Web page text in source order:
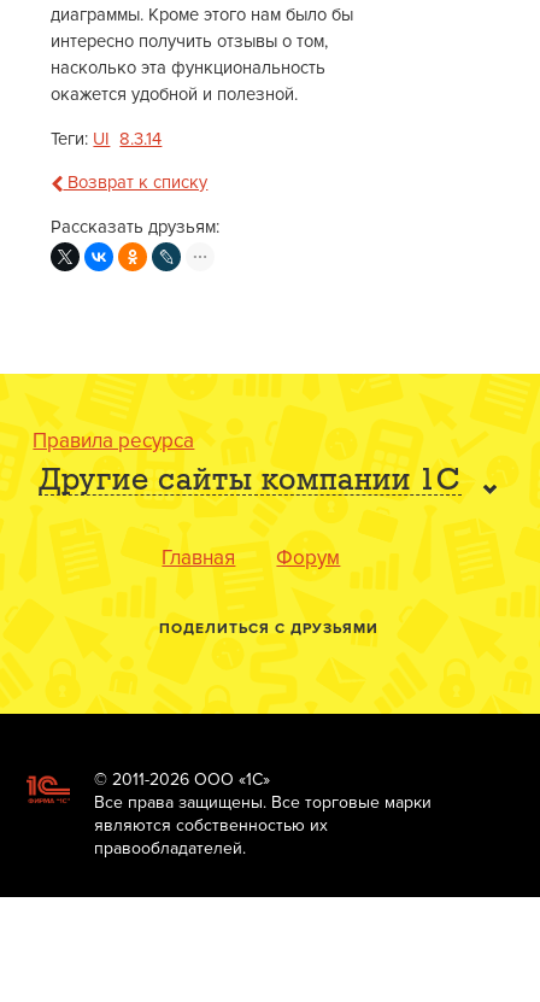
диаграммы. Кроме этого нам было бы
интересно получить отзывы о том,
насколько эта функциональность
окажется удобной и полезной.
Теги: UI 8.3.14
Возврат к списку
Рассказать друзьям:
Правила ресурса
Другие сайты компании 1С
Главная Форум
ПОДЕЛИТЬСЯ С ДРУЗЬЯМИ
© 2011-2026 ООО «1С»
Все права защищены. Все торговые марки
являются собственностью их
правообладателей.